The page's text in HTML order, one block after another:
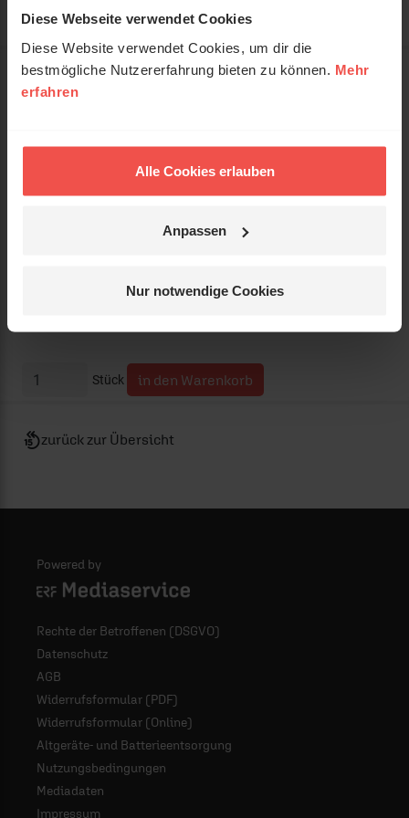
Diese Webseite verwendet Cookies
Diese Website verwendet Cookies, um dir die
bestmögliche Nutzererfahrung bieten zu können. Mehr
erfahren
Alle Cookies erlauben
Anpassen
Nur notwendige Cookies
Artikelnummer:
Autor: Timo Böcking
Stück
zurück zur Übersicht
Powered by
Logo - ERF Mediaservice
Rechte der Betroffenen (DSGVO)
Datenschutz
AGB
Widerrufsformular (PDF)
Widerrufsformular (Online)
Altgeräte- und Batterieentsorgung
Nutzungsbedingungen
Mediadaten
Impressum